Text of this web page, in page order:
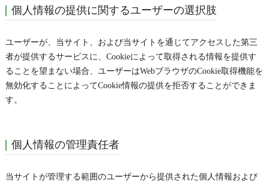
個人情報の提供に関するユーザーの選択肢
ユーザーが、当サイト、および当サイトを通じてアクセスした第三
者が提供するサービスに、Cookieによって取得される情報を提供す
ることを望まない場合、ユーザーはWebブラウザのCookie取得機能を
無効化することによってCookie情報の提供を拒否することができま
す。
個人情報の管理責任者
当サイトが管理する範囲のユーザーから提供された個人情報および